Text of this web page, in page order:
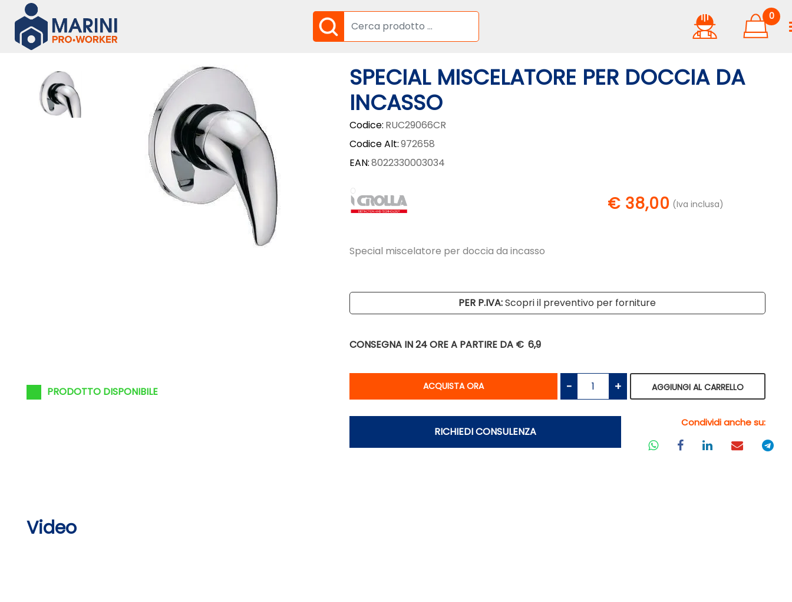
0
PRODOTTO DISPONIBILE
SPECIAL MISCELATORE PER DOCCIA DA
INCASSO
Codice: RUC29066CR
Codice Alt:972658
EAN:8022330003034
€ 38,00 (Iva inclusa)
Special miscelatore per doccia da incasso
PER P.IVA:Scopri il preventivo per forniture
CONSEGNA IN 24 OREA PARTIRE DA € 6,9
ACQUISTA ORA
Quantità
AGGIUNGI AL CARRELLO
RICHIEDI CONSULENZA
Condividi anche su:
Video